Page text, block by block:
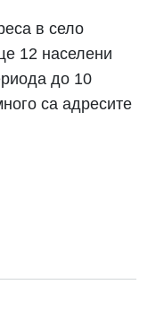
в село
12 населени
до 10
са адресите